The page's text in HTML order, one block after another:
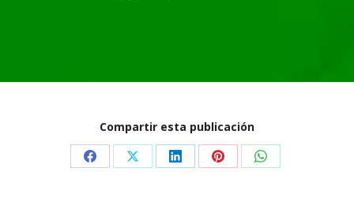
Compartir esta publicación
Share Share Share Share Share